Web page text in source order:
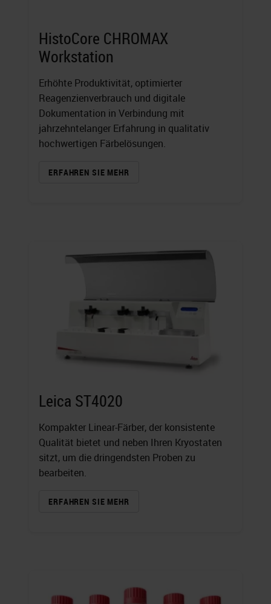
HistoCore CHROMAX
Workstation
Erhöhte Produktivität, optimierter
Reagenzienverbrauch und digitale
Dokumentation in Verbindung mit
jahrzehntelanger Erfahrung in qualitativ
hochwertigen Färbelösungen.
ERFAHREN SIE MEHR
Leica ST4020
Kompakter Linear-Färber, der konsistente
Qualität bietet und neben Ihren Kryostaten
sitzt, um die dringendsten Proben zu
bearbeiten.
ERFAHREN SIE MEHR